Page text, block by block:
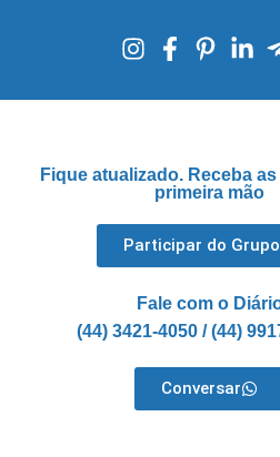
Fique atualizado. Receba
primeira mão
Participar do Grupo
Fale com o
(44) 3421-4050 / (44)
Conversar